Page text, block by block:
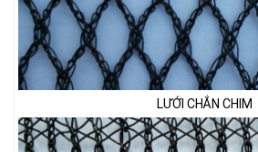
LƯỚI CHẮN CHIM